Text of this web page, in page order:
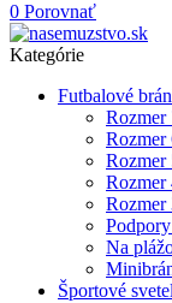
0 Porovnať
Kategórie
Futbalové
Rozmer
Rozmer
Rozmer
Rozmer
Na
Športové